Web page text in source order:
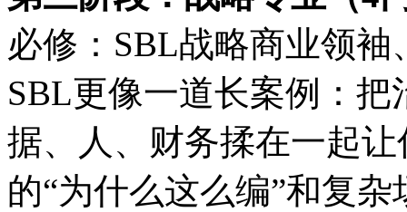
必修：SBL战略商业领袖
SBL更像一道长案例：
据、人、财务揉在一起
的“为什么这么编”和复